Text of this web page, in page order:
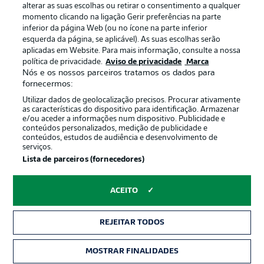
Oferecido por
Gerir preferências Aviso de privacidade
Trabalhe conosco
Marca Contato
alterar as suas escolhas ou retirar o consentimento a qualquer
momento clicando na ligação Gerir preferências na parte
inferior da página Web (ou no ícone na parte inferior
esquerda da página, se aplicável). As suas escolhas serão
aplicadas em Website. Para mais informação, consulte a nossa
política de privacidade. Aviso de privacidade Marca
Nós e os nossos parceiros tratamos os dados para
fornecermos:
Utilizar dados de geolocalização precisos. Procurar ativamente
as características do dispositivo para identificação. Armazenar
e/ou aceder a informações num dispositivo. Publicidade e
conteúdos personalizados, medição de publicidade e
conteúdos, estudos de audiência e desenvolvimento de
serviços.
Lista de parceiros (fornecedores)
ACEITO
REJEITAR TODOS
MOSTRAR FINALIDADES